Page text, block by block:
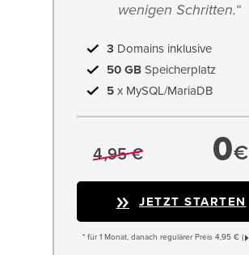
wenigen Schritten.“
3 Domains inklusive
50 GB Speicherplatz
5 x MySQL/MariaDB
4,95 € 0€
JETZT STARTEN
* für 1 Monat, danach regulärer Preis 4,95 € (